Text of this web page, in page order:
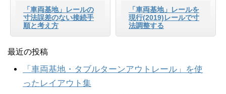
「車両基地」レールの
寸法誤差のない接続手
順と考え方
「車両基地」レールを
現行(2019)レールで寸
法調整する
最近の投稿
「車両基地・タブルターンアウトレール」を使
ったレイアウト集